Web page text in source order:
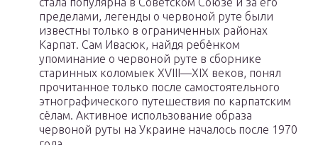
пределами, легенды о червоной руте были
известны только в ограниченных районах
Карпат. Сам Ивасюк, найдя ребёнком
упоминание о червоной руте в сборнике
старинных коломыек XVIII—XIX веков, понял
прочитанное только после самостоятельного
этнографического путешествия по карпатским
сёлам. Активное использование образа
червоной руты на Украине началось после 1970